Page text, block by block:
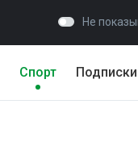
Не
Спорт Подписки